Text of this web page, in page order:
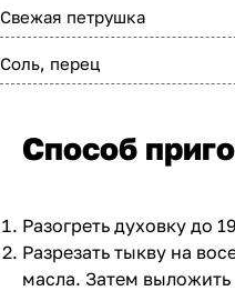
Свежая петрушка
Соль, перец
Способ
Разогреть духовку до
Разрезать тыкву на
масла. Затем